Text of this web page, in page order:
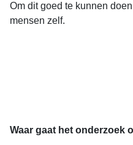
Om dit goed te kunnen
mensen zelf.
Waar gaat het onderzoek